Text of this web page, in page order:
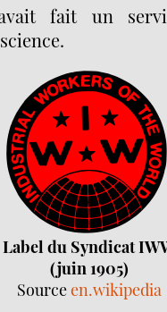
fait un
Label du Syndicat
(juin 1905)
Sourceen.wikipedia